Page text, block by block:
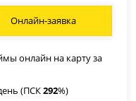
Онлайн-заявка
онлайн на карту за
(ПСК292%)